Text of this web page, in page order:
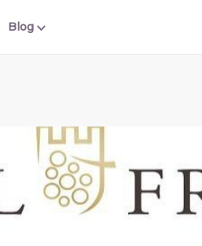
Blog